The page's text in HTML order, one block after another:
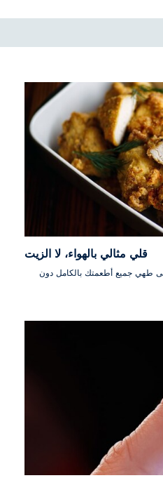
قلي مثالي بالهواء، لا الزيت
طهي جميع أطعمتك بالكامل دون